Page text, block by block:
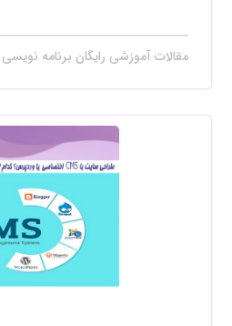
مقالات آموزشی رایگان برنامه نویسی